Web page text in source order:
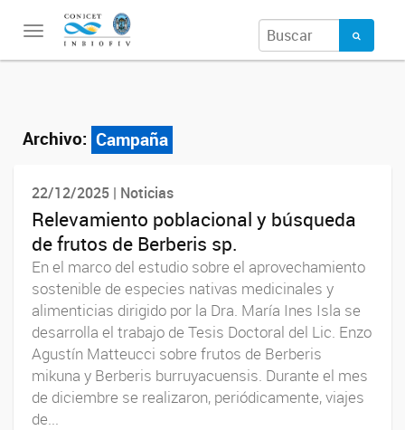
Toggle
navigation
Archivo: Campaña
22/12/2025 | Noticias
Relevamiento poblacional y búsqueda
de frutos de Berberis sp.
En el marco del estudio sobre el aprovechamiento
sostenible de especies nativas medicinales y
alimenticias dirigido por la Dra. María Ines Isla se
desarrolla el trabajo de Tesis Doctoral del Lic. Enzo
Agustín Matteucci sobre frutos de Berberis
mikuna y Berberis burruyacuensis. Durante el mes
de diciembre se realizaron, periódicamente, viajes
de...